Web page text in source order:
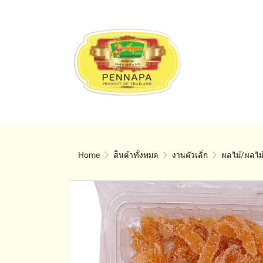
Home สินค้าทั้งหมด งานตัวเล็ก ผลไม้/ผลไ